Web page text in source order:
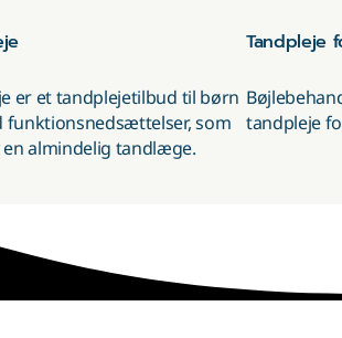
er et tandplejetilbud til børn
funktionsnedsættelser, som
almindelig tandlæge.
Tandpleje
tandpleje